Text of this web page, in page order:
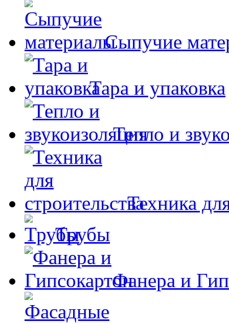
Сыпучие
Тара и упаковка
Тепло и
Техника
Трубы
Фанера и